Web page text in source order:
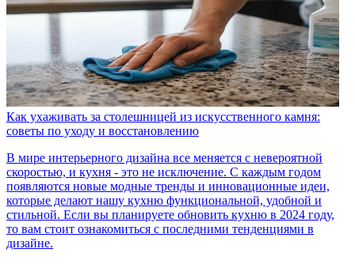
Как ухаживать за столешницей из искусственного камня:
советы по уходу и восстановлению
В мире интерьерного дизайна все меняется с невероятной
скоростью, и кухня - это не исключение. С каждым годом
появляются новые модные тренды и инновационные идеи,
которые делают нашу кухню функциональной, удобной и
стильной. Если вы планируете обновить кухню в 2024 году,
то вам стоит ознакомиться с последними тенденциями в
дизайне.